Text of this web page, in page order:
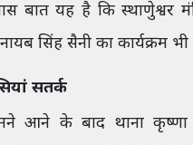
बात यह है कि स्थाणुेश्वर
सिंह सैनी का कार्यक्रम भी
सतर्क
आने के बाद थाना कृष्णा